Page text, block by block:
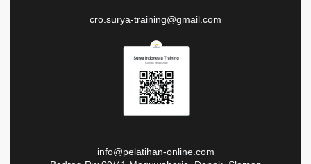
cro.surya-training@gmail.com
info@pelatihan-online.com